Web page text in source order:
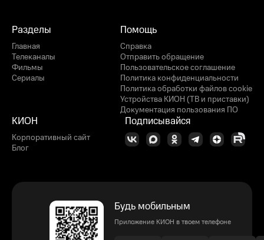
Разделы
Главная
Телеканалы
Фильмы
Сериалы
Помощь
Справка
Отправить обращение
Пользовательское соглашение
Политика конфиденциальности
Политика обработки файлов cookie
Устройства КИОН (ТВ и приставки)
Документация пользования ПО
КИОН
Корпоративный сайт
Блог
Подписывайся
Будь мобильным
Приложение КИОН в твоем телефоне